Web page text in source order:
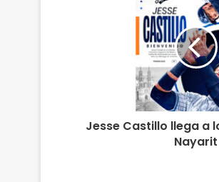
Jesse Castillo llega a
Nayarit